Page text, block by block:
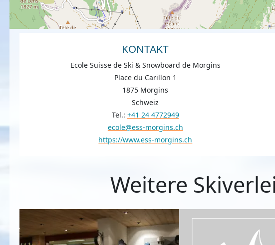
KONTAKT
Ecole Suisse de Ski & Snowboard de Morgins
Place du Carillon 1
1875 Morgins
Schweiz
Tel.: +41 24 4772949
ecole@ess-morgins.ch
https://www.ess-morgins.ch
Weitere